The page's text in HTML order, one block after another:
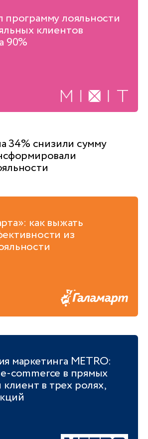
лояльности
клиентов
90%
34% снизили сумму
как выжать
из
маркетинга METRO:
commerce в прямых
клиент в трех ролях,